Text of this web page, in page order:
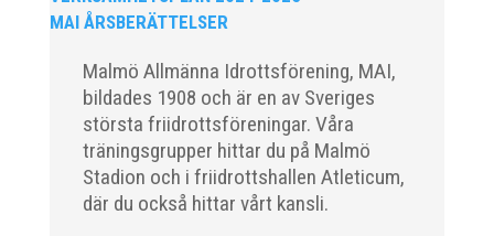
MAI ÅRSBERÄTTELSER
Malmö Allmänna Idrottsförening, MAI,
bildades 1908 och är en av Sveriges
största friidrottsföreningar. Våra
träningsgrupper hittar du på Malmö
Stadion och i friidrottshallen Atleticum,
där du också hittar vårt kansli.
främsta i varje...
Klubbchef – Malmö Allmänna Idrottsförening (MAI)
Vill du vara med och skapa glädje, gemenskap och